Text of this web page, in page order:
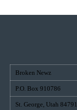
Broken Newz
P.O. Box 910786
St. George, Utah 84791